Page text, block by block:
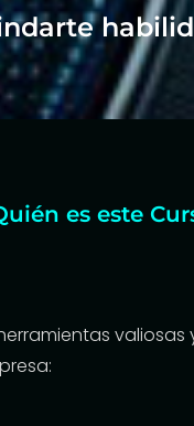
es este